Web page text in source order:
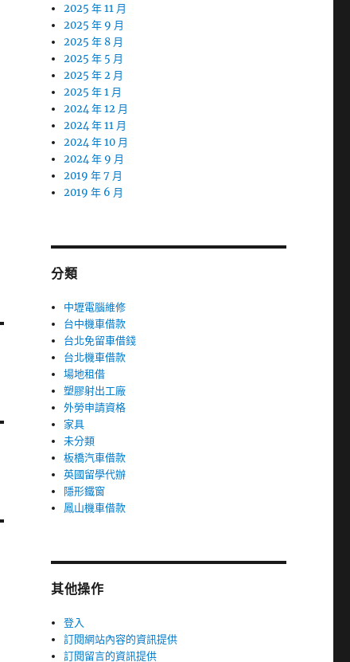
2025 年 11 月
2025 年 9 月
2025 年 8 月
2025 年 5 月
2025 年 2 月
2025 年 1 月
2024 年 12 月
2024 年 11 月
2024 年 10 月
2024 年 9 月
2019 年 7 月
2019 年 6 月
分類
中壢電腦維修
台中機車借款
台北免留車借錢
台北機車借款
場地租借
塑膠射出工廠
外勞申請資格
家具
未分類
板橋汽車借款
英國留學代辦
隱形鐵窗
鳳山機車借款
其他操作
登入
訂閱網站內容的資訊提供
訂閱留言的資訊提供